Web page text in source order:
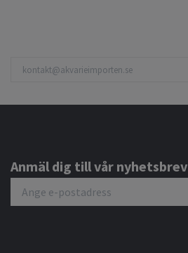
Anmäl dig till vår nyhetsbrev